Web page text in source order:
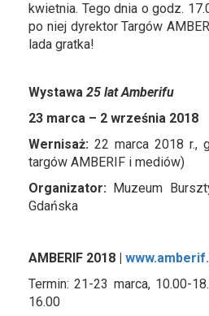
kwietnia. Tego dnia o godz.
po niej dyrektor Targów
lada gratka!
Wystawa 25 lat Amberifu
23 marca – 2 września 2018
Wernisaż: 22 marca 2018 r.,
targów AMBERIF i mediów)
Organizator: Muzeum
Gdańska
AMBERIF 2018 |
Termin: 21-23 marca, 10.00-
16.00